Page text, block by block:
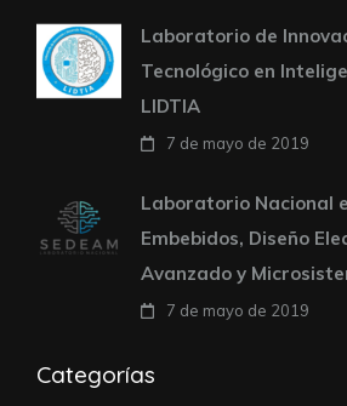
Laboratorio de
Tecnológico en
LIDTIA
7 de mayo de 2019
Laboratorio Nacional
Embebidos, Diseño
Avanzado y
7 de mayo de 2019
Categorías